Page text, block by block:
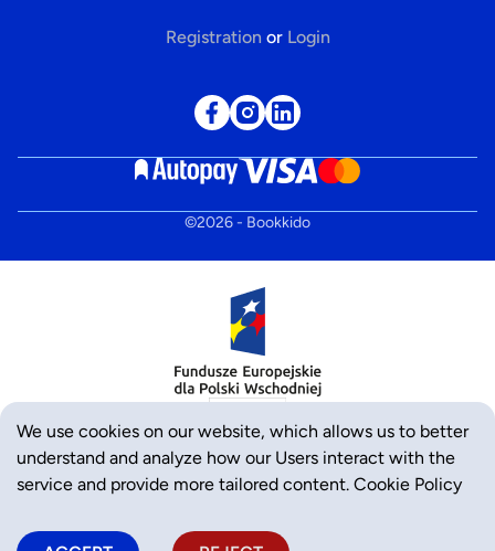
Registration or Login
©2026- Bookkido
We use cookies on our website, which allows us to better
understand and analyze how our Users interact with the
service and provide more tailored content. Cookie Policy